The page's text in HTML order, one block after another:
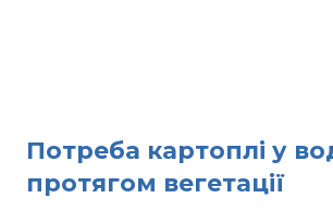
Потреба картоплі у
протягом вегетації